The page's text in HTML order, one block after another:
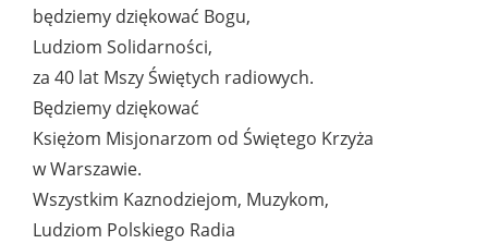
będziemy dziękować Bogu,
Ludziom Solidarności,
za 40 lat Mszy Świętych radiowych.
Będziemy dziękować
Księżom Misjonarzom od Świętego Krzyża
w Warszawie.
Wszystkim Kaznodziejom, Muzykom,
Ludziom Polskiego Radia